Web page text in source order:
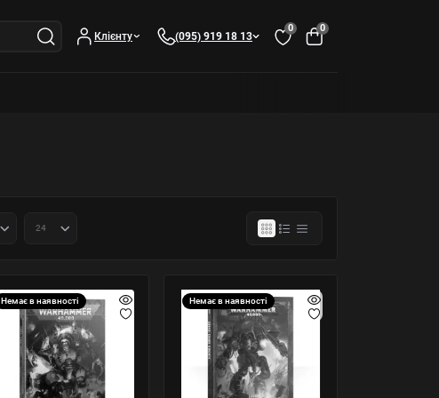
Клієнту (095) 919 18 13
0 0
Немає в наявності Немає в наявності